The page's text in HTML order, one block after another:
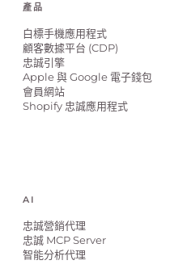
產品
白標手機應用程式
顧客數據平台 (CDP)
忠誠引擎
Apple 與 Google 電子錢包
會員網站
Shopify 忠誠應用程式
AI
忠誠營銷代理
忠誠 MCP Server
智能分析代理